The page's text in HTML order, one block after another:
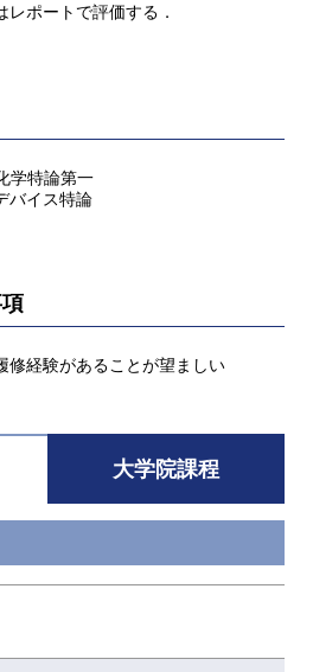
ポートで評価する．
学特論第一
バイス特論
修経験があることが望ましい
大学院課程